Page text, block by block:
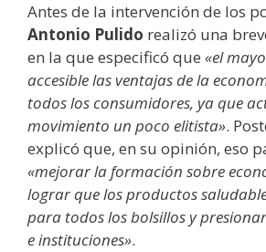
Antes de la intervención de los
Antonio Pulido realizó una
en la que especificó que «el
accesible las ventajas de la
todos los consumidores, ya que
movimiento un poco elitista».
explicó que, en su opinión, eso
«mejorar la formación sobre
lograr que los productos
para todos los bolsillos y
e instituciones».